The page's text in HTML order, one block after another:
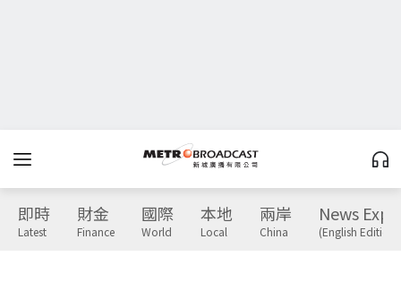
即時
Latest
財金
Finance
國際
World
本地
Local
兩岸
China
News
(English Edition)